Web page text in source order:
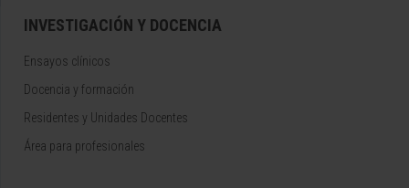
INVESTIGACIÓN Y DOCENCIA
Ensayos clínicos
Docencia y formación
Residentes y Unidades Docentes
Área para profesionales